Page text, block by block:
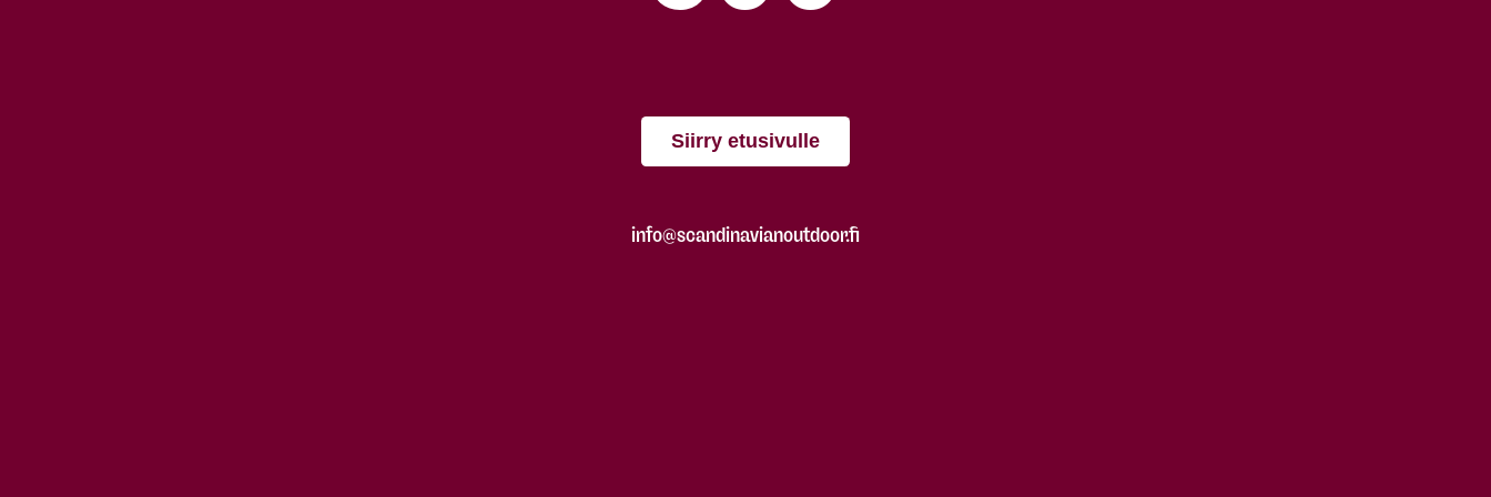
Siirry etusivulle
info@scandinavianoutdoor.fi